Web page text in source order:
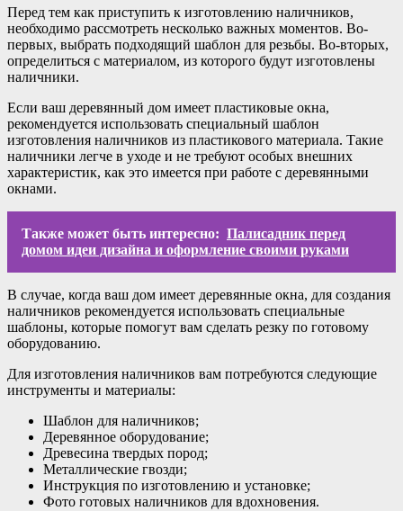
Перед тем как приступить к изготовлению наличников,
необходимо рассмотреть несколько важных моментов. Во-
первых, выбрать подходящий шаблон для резьбы. Во-вторых,
определиться с материалом, из которого будут изготовлены
наличники.
Если ваш деревянный дом имеет пластиковые окна,
рекомендуется использовать специальный шаблон
изготовления наличников из пластикового материала. Такие
наличники легче в уходе и не требуют особых внешних
характеристик, как это имеется при работе с деревянными
окнами.
Также может быть интересно: Палисадник перед
домом идеи дизайна и оформление своими руками
В случае, когда ваш дом имеет деревянные окна, для создания
наличников рекомендуется использовать специальные
шаблоны, которые помогут вам сделать резку по готовому
оборудованию.
Для изготовления наличников вам потребуются следующие
инструменты и материалы:
Шаблон для наличников;
Деревянное оборудование;
Древесина твердых пород;
Металлические гвозди;
Инструкция по изготовлению и установке;
Фото готовых наличников для вдохновения.